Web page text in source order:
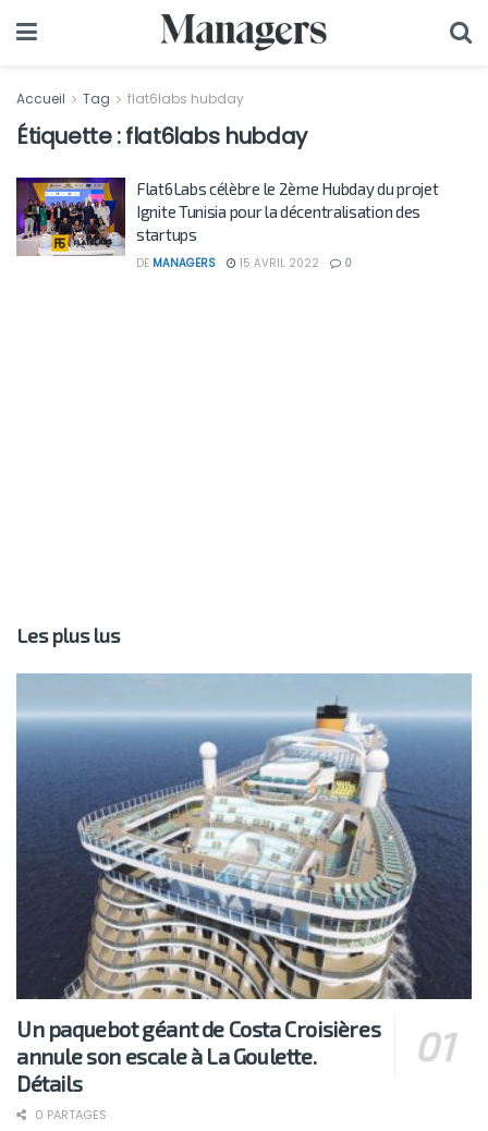
Accueil Tag flat6labs hubday
Étiquette :flat6labs hubday
Flat6Labs célèbre le 2ème Hubday du projet
Ignite Tunisia pour la décentralisation des
startups
DE MANAGERS 15 AVRIL 2022 0
Les plus lus
Un paquebot géant de Costa Croisières
annule son escale à La Goulette.
Détails
0 PARTAGES